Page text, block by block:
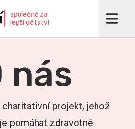
společně za
lepší dětství
nás
projekt, jehož
pomáhat zdravotně